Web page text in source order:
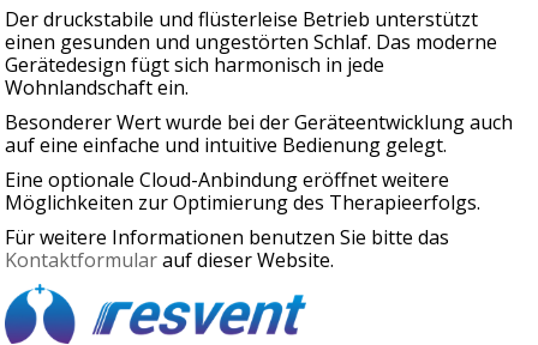
Der druckstabile und flüsterleise Betrieb unterstützt
einen gesunden und ungestörten Schlaf. Das moderne
Gerätedesign fügt sich harmonisch in jede
Wohnlandschaft ein.
Besonderer Wert wurde bei der Geräteentwicklung auch
auf eine einfache und intuitive Bedienung gelegt.
Eine optionale Cloud-Anbindung eröffnet weitere
Möglichkeiten zur Optimierung des Therapieerfolgs.
Für weitere Informationen benutzen Sie bitte das
Kontaktformularauf dieser Website.